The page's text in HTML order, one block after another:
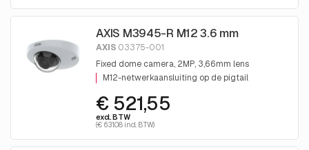
AXIS M3945-R M12 3.6 mm
AXIS 03375-001
Fixed dome camera, 2MP, 3,66mm lens
M12-netwerkaansluiting op de pigtail
€ 521,55
excl. BTW
(€ 631.08 incl. BTW)